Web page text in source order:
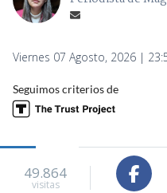
Periodista José
con
Valentina
Periodista de
Viernes 07 Agosto, 2026 |